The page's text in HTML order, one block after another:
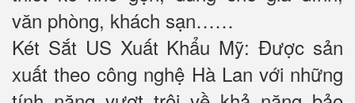
văn phòng, khách sạn……
Két Sắt US Xuất Khẩu Mỹ: Được sản
xuất theo công nghệ Hà Lan với những